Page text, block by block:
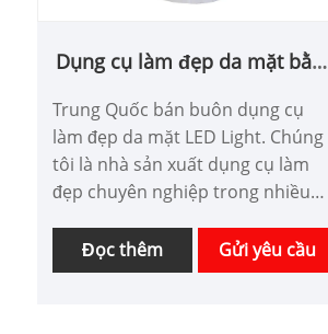
Dụng cụ làm đẹp da mặt bằng
Trung Quốc bán buôn dụng cụ
làm đẹp da mặt LED Light. Chúng
tôi là nhà sản xuất dụng cụ làm
đẹp chuyên nghiệp trong nhiều
chỉnh công cụ làm đẹp mới nhất
và có lợi thế về giá tốt. Chúng tôi
Đọc thêm Gửi yêu cầu